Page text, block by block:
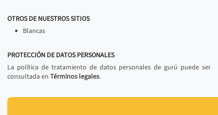
OTROS DE NUESTROS SITIOS
Blancas
PROTECCIÓN DE DATOS PERSONALES
La política de tratamiento de datos personales de gurú puede ser
consultada en Términos legales.